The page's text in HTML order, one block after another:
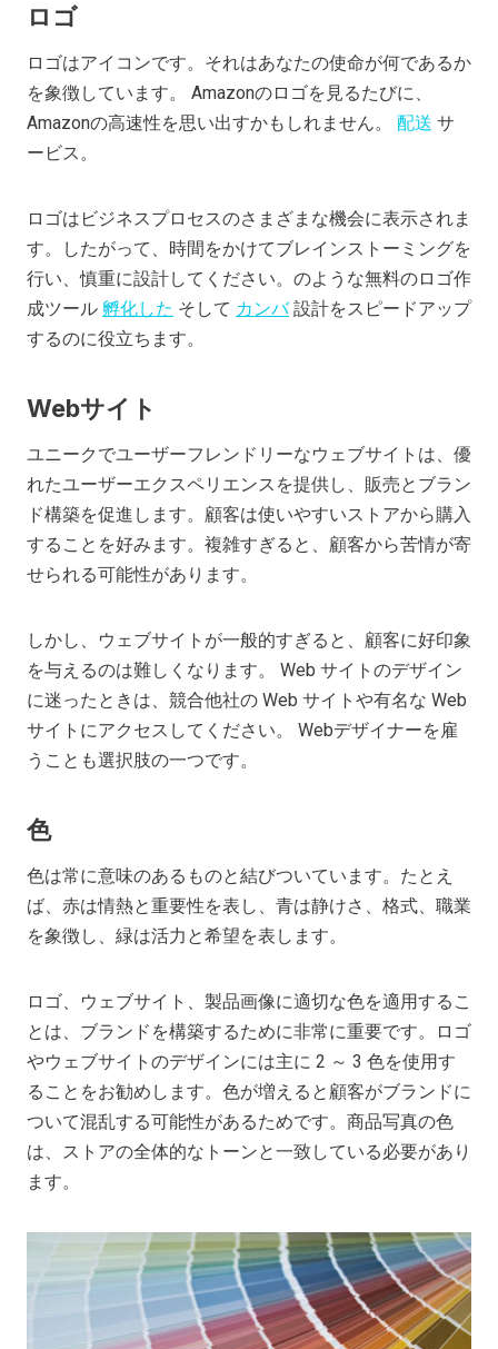
ロゴ
ロゴはアイコンです。それはあなたの使命が何であるか
を象徴しています。 Amazonのロゴを見るたびに、
Amazonの高速性を思い出すかもしれません。 配送 サ
ービス。
ロゴはビジネスプロセスのさまざまな機会に表示されま
す。したがって、時間をかけてブレインストーミングを
行い、慎重に設計してください。のような無料のロゴ作
成ツール 孵化した そして カンバ設計をスピードアップ
するのに役立ちます。
Webサイト
ユニークでユーザーフレンドリーなウェブサイトは、優
れたユーザーエクスペリエンスを提供し、販売とブラン
ド構築を促進します。顧客は使いやすいストアから購入
することを好みます。複雑すぎると、顧客から苦情が寄
せられる可能性があります。
しかし、ウェブサイトが一般的すぎると、顧客に好印象
を与えるのは難しくなります。 Web サイトのデザイン
に迷ったときは、競合他社の Web サイトや有名な Web
サイトにアクセスしてください。 Webデザイナーを雇
うことも選択肢の一つです。
色
色は常に意味のあるものと結びついています。たとえ
ば、赤は情熱と重要性を表し、青は静けさ、格式、職業
を象徴し、緑は活力と希望を表します。
ロゴ、ウェブサイト、製品画像に適切な色を適用するこ
とは、ブランドを構築するために非常に重要です。ロゴ
やウェブサイトのデザインには主に 2 ～ 3 色を使用す
ることをお勧めします。色が増えると顧客がブランドに
ついて混乱する可能性があるためです。商品写真の色
は、ストアの全体的なトーンと一致している必要があり
ます。